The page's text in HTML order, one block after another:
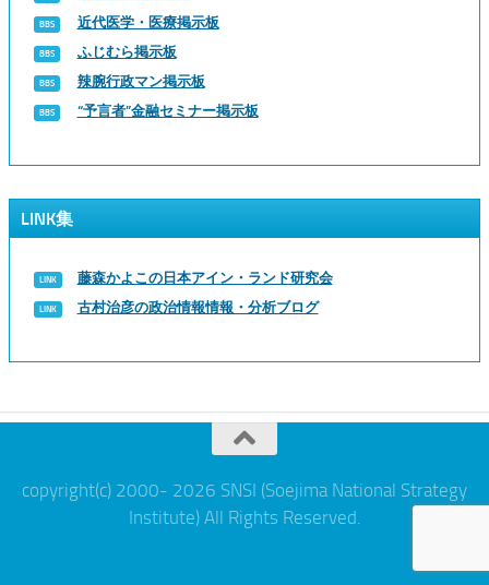
近代医学・医療掲示板
ふじむら掲示板
辣腕行政マン掲示板
“予言者”金融セミナー掲示板
LINK集
藤森かよこの日本アイン・ランド研究会
古村治彦の政治情報情報・分析ブログ
copyright(c) 2000- 2026 SNSI (Soejima National Strategy
Institute) All Rights Reserved.